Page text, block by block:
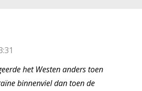
het Westen anders toen
binnenviel dan toen de